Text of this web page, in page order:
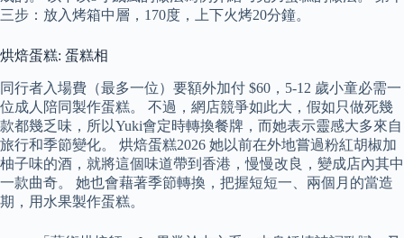
三步：放入烤箱中層，170度，上下火烤20分鐘。
烘焙蛋糕: 蛋糕相
同行者入場費（最多一位）要額外加付 $60，5-12 歲小童必需一
位成人陪同製作蛋糕。 不過，網店競爭如此大，假如只做死幾
款都幾乏味，所以Yuki會定時轉換餐牌，而她表示靈感大多來自
旅行和季節變化。 烘焙蛋糕2026 她以前在外地嘗過粉紅胡椒加
柚子味的酒，就將這個味道帶到香港，慢慢改良，變成店內其中
一款曲奇。 她也會藉著季節轉換，把握短短一、兩個月的當造
期，用水果製作蛋糕。